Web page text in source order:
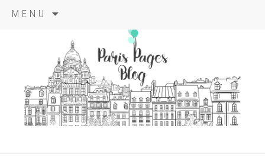
MENU
principal
paris pages
blog